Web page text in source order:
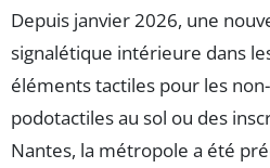
Depuis janvier 2026, une
signalétique intérieure dans
éléments tactiles pour les
podotactiles au sol ou des
Nantes, la métropole a été